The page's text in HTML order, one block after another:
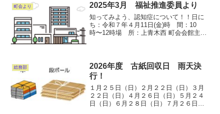
町会より 2025年3月 福祉推進委員より
知ってみよう、認知症について！！日に
ち：令和７年４月11日(金)時 間：10
時〜12時場 所：上青木西 町会会館主
込みよろしく...
総務部
2026年度 古紙回収日 雨天決
行！
１月２５日（日）２月２２日（日）３月
２２日（日）４月２６日（日）５月２４
日（日）６月２８日（日）７月２６日